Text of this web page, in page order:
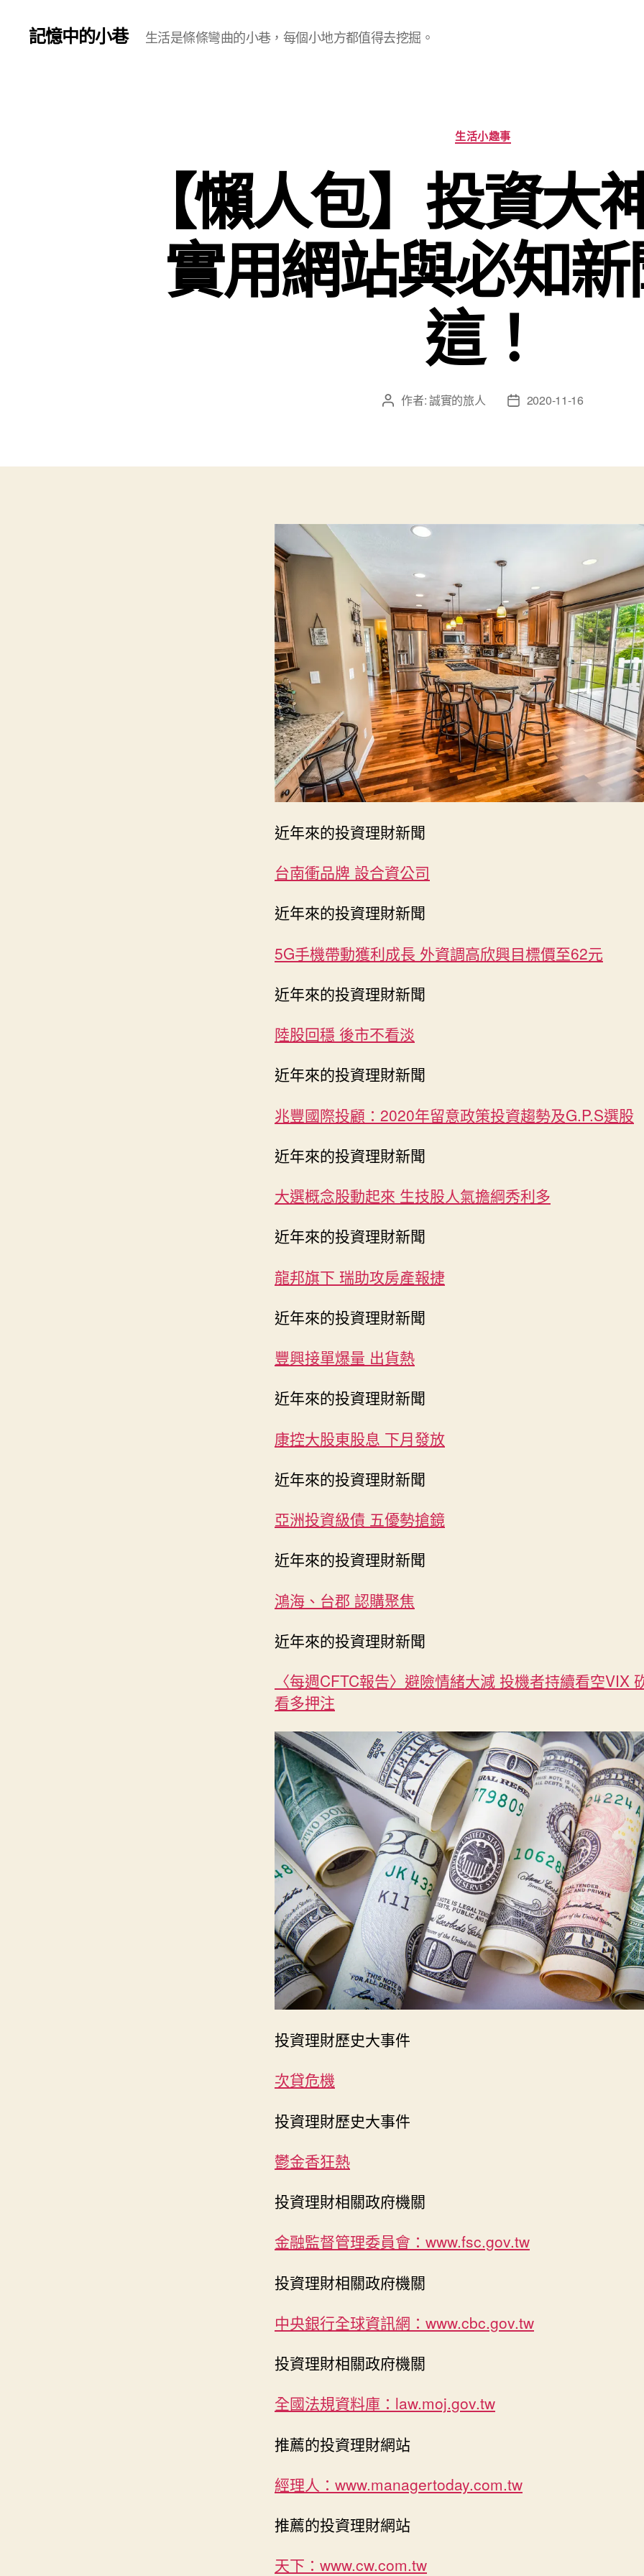
記憶中的小巷 生活是條條彎曲的小巷，每個小地方都值得去挖掘。
分
類
生活小趣事
【懶人包】投資大
實用網站與必知
這！
文 作者:誠實的旅人
文
日
2020-11-16
近年來的投資理財新聞
台南衝品牌 設合資公司
近年來的投資理財新聞
5G手機帶動獲利成長 外資調高欣興目標價至62元
近年來的投資理財新聞
陸股回穩 後市不看淡
近年來的投資理財新聞
兆豐國際投顧：2020年留意政策投資趨勢及G.P.S選股
近年來的投資理財新聞
大選概念股動起來 生技股人氣擔綱秀利多
近年來的投資理財新聞
龍邦旗下 瑞助攻房產報捷
近年來的投資理財新聞
豐興接單爆量 出貨熱
近年來的投資理財新聞
康控大股東股息 下月發放
近年來的投資理財新聞
亞洲投資級債 五優勢搶鏡
近年來的投資理財新聞
鴻海、台郡 認購聚焦
近年來的投資理財新聞
〈每週CFTC報告〉避險情緒大減 投機者持續看空VIX
看多押注
投資理財歷史大事件
次貸危機
投資理財歷史大事件
鬱金香狂熱
投資理財相關政府機關
金融監督管理委員會：www.fsc.gov.tw
投資理財相關政府機關
中央銀行全球資訊網：www.cbc.gov.tw
投資理財相關政府機關
全國法規資料庫：law.moj.gov.tw
推薦的投資理財網站
經理人：www.managertoday.com.tw
推薦的投資理財網站
天下：www.cw.com.tw